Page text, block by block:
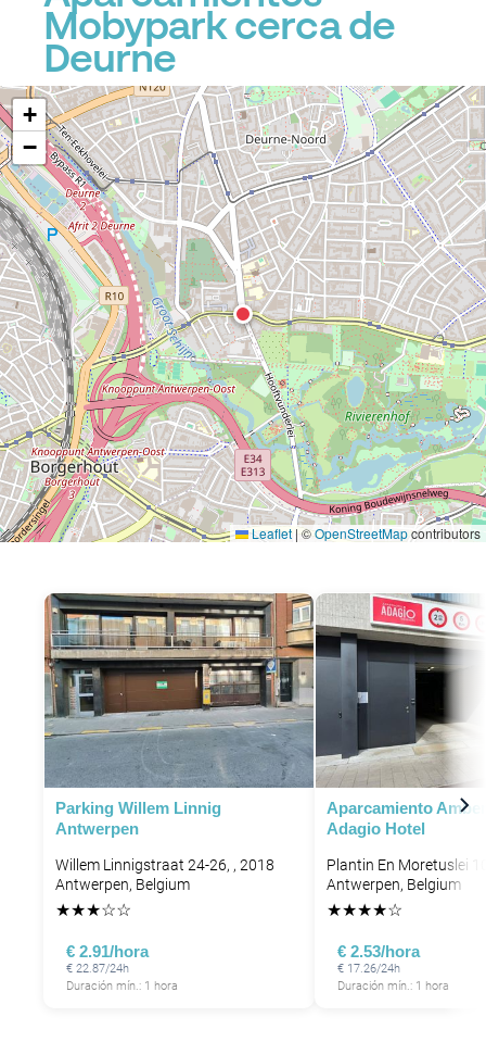
Mobypark cerca de
Deurne
+
−
Leaflet | ©OpenStreetMapcontributors
Parking Willem Linnig
Antwerpen
Willem Linnigstraat 24-26, , 2018
Antwerpen, Belgium
★★★☆☆
€ 2.91/hora
€ 22.87/24h
Duración mín.: 1 hora
Aparcamiento
Adagio Hotel
Plantin En Moretuslei
Antwerpen, Belgium
★★★★☆
€ 2.53/hora
€ 17.26/24h
Duración mín.: 1 hora